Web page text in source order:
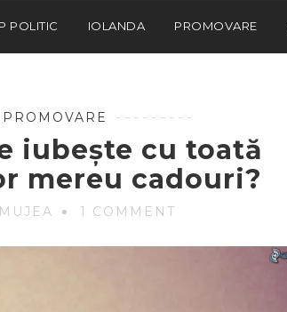
POLITIC IOLANDA PROMOVARE
PROMOVARE
iubește cu toată
mereu cadouri?
1 COMMENT